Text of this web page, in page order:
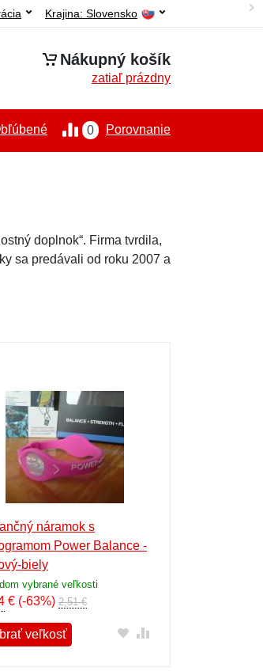
Krajina: Slovensko
Nákupný košík
zatiaľ prázdny
0 Porovnanie
doplnok“. Firma tvrdila,
sa predávali od roku 2007 a
náramok s
Power Balance -
biely
vybrané veľkosti
€ (-63%) 2,51 €
veľkosť